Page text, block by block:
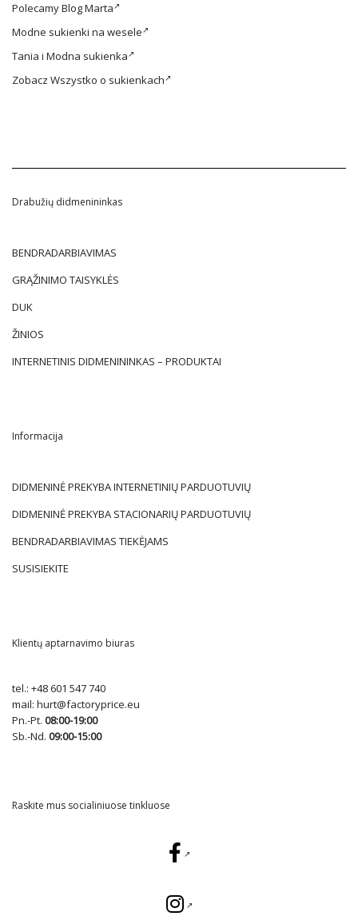
PolecamyBlog Marta
Modne sukienki na wesele
Tania i Modna sukienka
Zobacz Wszystko o sukienkach
Drabužių didmenininkas
BENDRADARBIAVIMAS
GRĄŽINIMO TAISYKLĖS
DUK
ŽINIOS
INTERNETINIS DIDMENININKAS – PRODUKTAI
Informacija
DIDMENINĖ PREKYBA INTERNETINIŲ PARDUOTUVIŲ
DIDMENINĖ PREKYBA STACIONARIŲ PARDUOTUVIŲ
BENDRADARBIAVIMAS TIEKĖJAMS
SUSISIEKITE
Klientų aptarnavimo biuras
tel.: +48 601 547 740
mail: hurt@factoryprice.eu
Pn.-Pt. 08:00-19:00
Sb.-Nd. 09:00-15:00
Raskite mus socialiniuose tinkluose